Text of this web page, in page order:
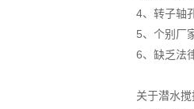
4、转子轴
5、个别厂
6、缺乏法
关于潜水